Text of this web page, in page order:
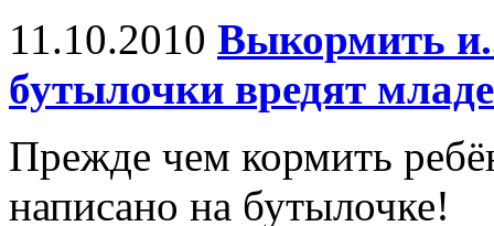
11.10.2010 Выкормить
бутылочки вредят
Прежде чем кормить
написано на бутылочке!